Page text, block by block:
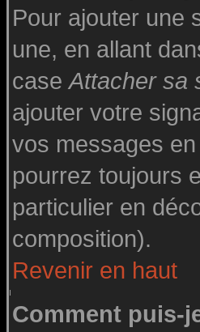
Pour ajouter une
une, en allant
caseAttacher sa
ajouter votre
vos messages
pourrez toujours
particulier en
composition).
Revenir en haut
Comment puis-